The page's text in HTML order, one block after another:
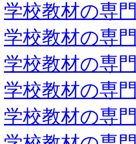
学校教材の専
学校教材の専
学校教材の専
学校教材の専
学校教材の専